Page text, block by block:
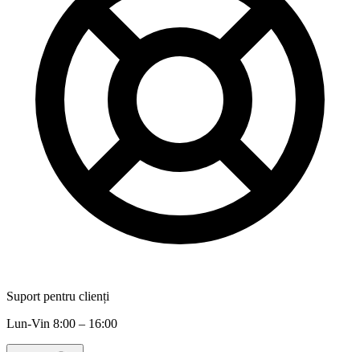
Suport pentru clienți
Lun-Vin 8:00 – 16:00